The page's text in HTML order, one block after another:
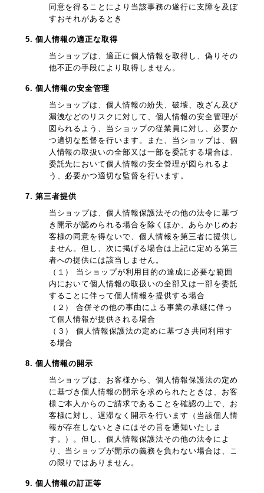
同意を得ることにより当該事務の遂行に支障を及ぼ
すおそれがあるとき
5. 個人情報の適正な取得
当ショップは、適正に個人情報を取得し、偽りその
他不正の手段により取得しません。
6. 個人情報の安全管理
当ショップは、個人情報の紛失、破壊、改ざん及び
漏洩などのリスクに対して、個人情報の安全管理が
図られるよう、当ショップの従業員に対し、必要か
つ適切な監督を行います。また、当ショップは、個
人情報の取扱いの全部又は一部を委託する場合は、
委託先において個人情報の安全管理が図られるよ
う、必要かつ適切な監督を行います。
7. 第三者提供
当ショップは、個人情報保護法その他の法令に基づ
き開示が認められる場合を除くほか、あらかじめお
客様の同意を得ないで、個人情報を第三者に提供し
ません。但し、次に掲げる場合は上記に定める第三
者への提供には該当しません。
（１） 当ショップが利用目的の達成に必要な範囲
内において個人情報の取扱いの全部又は一部を委託
することに伴って個人情報を提供する場合
（２） 合併その他の事由による事業の承継に伴っ
て個人情報が提供される場合
（３） 個人情報保護法の定めに基づき共同利用す
る場合
8. 個人情報の開示
当ショップは、お客様から、個人情報保護法の定め
に基づき個人情報の開示を求められたときは、お客
様ご本人からのご請求であることを確認の上で、お
客様に対し、遅滞なく開示を行います（当該個人情
報が存在しないときにはその旨を通知いたしま
す。）。但し、個人情報保護法その他の法令によ
り、当ショップが開示の義務を負わない場合は、こ
の限りではありません。
9. 個人情報の訂正等